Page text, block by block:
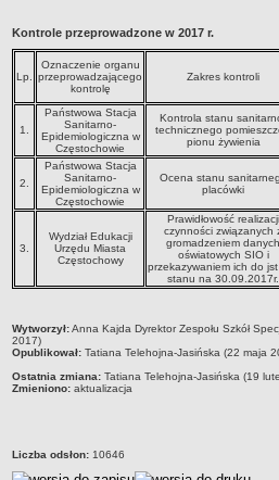
ARCHIWUM SZKÓŁ I PLACÓWEK
Zlikwidowane gimnazja
Przekształcone szkoły i placówki
Wielofunkcyjna Placówka
SPECJALNE OŚRODKI SZKOLNO-
Specjalny Ośrodek nr 1
Specjalny Ośrodek nr 5
Dane podstawowe
Godziny dyżurów
Ogłoszenie
Zarządzenia
Sprawozdania
Kontrole przeprowadzone w 2017 r.
Lp.
Oznaczenie organu
przeprowadzającego
kontrolę
Zakres kontroli
1.
Państwowa Stacja
Sanitarno-
Epidemiologiczna w
Częstochowie
Kontrola stanu
technicznego
pionu żywienia
2.
Państwowa Stacja
Sanitarno-
Epidemiologiczna w
Częstochowie
Ocena stanu
placówki
3.
Wydział Edukacji
Urzędu Miasta
Częstochowy
Prawidłowość realizacji
czynności związanych
gromadzeniem danych
oświatowych SIO i
przekazywaniem ich do jst
stanu na 30.09.2017r.
metryczka
Wytworzył:Anna Kajda Dyrektor Zespołu Szkół
2017)
Opublikował: Tatiana Telehojna-Jasińska (22 maja
Ostatnia zmiana: Tatiana Telehojna-Jasińska (19
Zmieniono: aktualizacja
Liczba odsłon: 10646